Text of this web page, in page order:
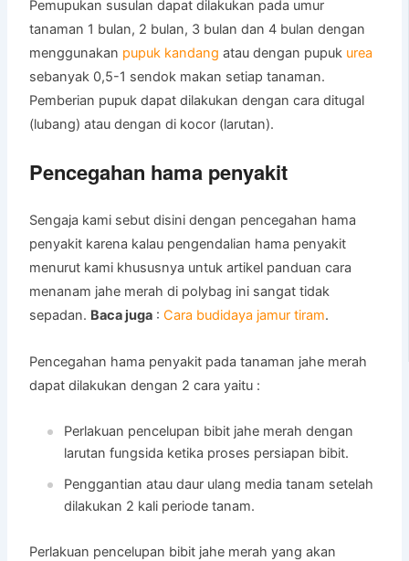
Pemupukan susulan dapat dilakukan pada umur
tanaman 1 bulan, 2 bulan, 3 bulan dan 4 bulan dengan
menggunakan pupuk kandang atau dengan pupuk urea
sebanyak 0,5-1 sendok makan setiap tanaman.
Pemberian pupuk dapat dilakukan dengan cara ditugal
(lubang) atau dengan di kocor (larutan).
Pencegahan hama penyakit
Sengaja kami sebut disini dengan pencegahan hama
penyakit karena kalau pengendalian hama penyakit
menurut kami khususnya untuk artikel panduan cara
menanam jahe merah di polybag ini sangat tidak
sepadan. Baca juga :Cara budidaya jamur tiram.
Pencegahan hama penyakit pada tanaman jahe merah
dapat dilakukan dengan 2 cara yaitu :
Perlakuan pencelupan bibit jahe merah dengan
larutan fungsida ketika proses persiapan bibit.
Penggantian atau daur ulang media tanam setelah
dilakukan 2 kali periode tanam.
Perlakuan pencelupan bibit jahe merah yang akan